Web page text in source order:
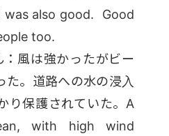
also good. Good
too.
風は強かったがビー
た。道路への水の浸入
り保護されていた。A
with high wind